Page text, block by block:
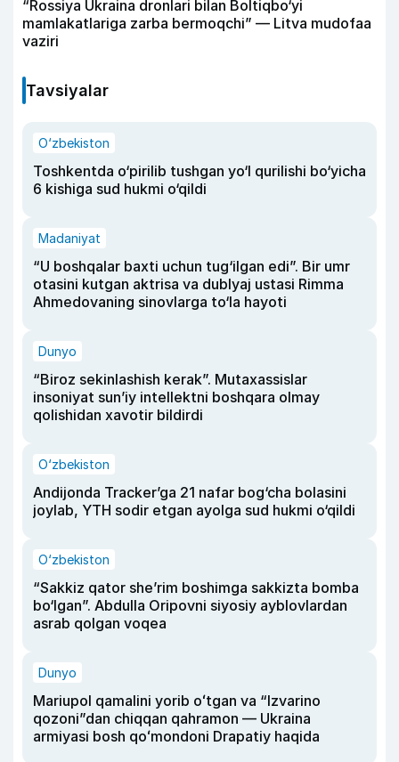
“Rossiya Ukraina dronlari bilan Boltiqbo‘yi
mamlakatlariga zarba bermoqchi” — Litva mudofaa
vaziri
Tavsiyalar
O‘zbekiston
Toshkentda o‘pirilib tushgan yo‘l qurilishi bo‘yicha
6 kishiga sud hukmi o‘qildi
Madaniyat
“U boshqalar baxti uchun tug‘ilgan edi”. Bir umr
otasini kutgan aktrisa va dublyaj ustasi Rimma
Ahmedovaning sinovlarga to‘la hayoti
Dunyo
“Biroz sekinlashish kerak”. Mutaxassislar
insoniyat sun’iy intellektni boshqara olmay
qolishidan xavotir bildirdi
O‘zbekiston
Andijonda Tracker’ga 21 nafar bog‘cha bolasini
joylab, YTH sodir etgan ayolga sud hukmi o‘qildi
O‘zbekiston
“Sakkiz qator she’rim boshimga sakkizta bomba
bo‘lgan”. Abdulla Oripovni siyosiy ayblovlardan
asrab qolgan voqea
Dunyo
Mariupol qamalini yorib oʻtgan va “Izvarino
qozoni”dan chiqqan qahramon — Ukraina
armiyasi bosh qoʻmondoni Drapatiy haqida